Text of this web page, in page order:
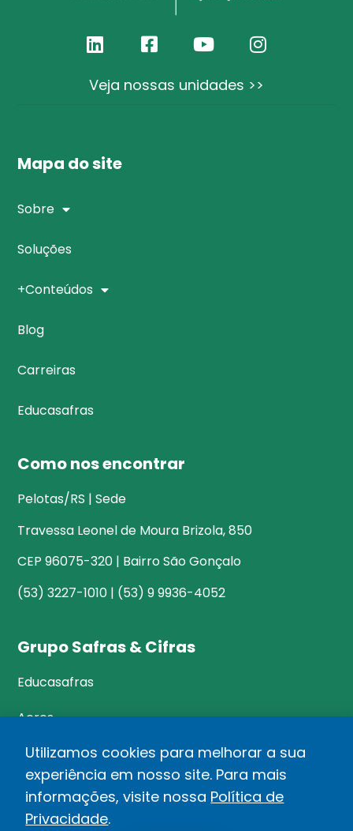
Veja nossas unidades >>
Mapa do site
Sobre
Soluções
+Conteúdos
Blog
Carreiras
Educasafras
Como nos encontrar
Pelotas/RS | Sede
Travessa Leonel de Moura Brizola, 850
CEP 96075-320 | Bairro São Gonçalo
(53) 3227-1010 | (53) 9 9936-4052
Grupo Safras & Cifras
Educasafras
Acres
©Safras&Cifras
Relatório de Transparência Salarial
Utilizamos cookies para melhorar a sua
experiência em nosso site. Para mais
informações, visite nossa Política de
Privacidade.